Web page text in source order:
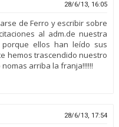
28/6/13, 16:05
de Ferro y escribir sobre
al adm.de nuestra
ellos han leído sus
hemos trascendido nuestro
arriba la franja!!!!!!
28/6/13, 17:54